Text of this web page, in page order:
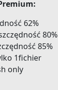
62%
80%
85%
1fichier
only